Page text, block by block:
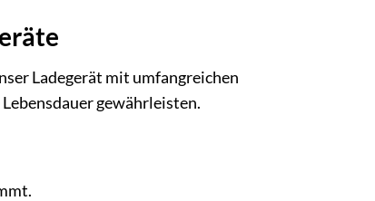
Ladegerät mit umfangreichen
gewährleisten.